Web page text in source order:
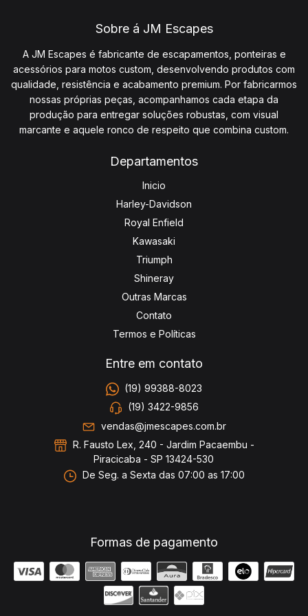
Sobre á JM Escapes
A JM Escapes é fabricante de escapamentos, ponteiras e
acessórios para motos custom, desenvolvendo produtos com
qualidade, resistência e acabamento premium. Por fabricarmos
nossas próprias peças, acompanhamos cada etapa da
produção para entregar soluções robustas, com visual
marcante e aquele ronco de respeito que combina custom.
Departamentos
Inicio
Harley-Davidson
Royal Enfield
Kawasaki
Triumph
Shineray
Outras Marcas
Contato
Termos e Políticas
Entre em contato
(19) 99388-8023
(19) 3422-9856
vendas@jmescapes.com.br
R. Fausto Lex, 240 - Jardim Pacaembu -
Piracicaba - SP 13424-530
De Seg. a Sexta das 07:00 as 17:00
Formas de pagamento